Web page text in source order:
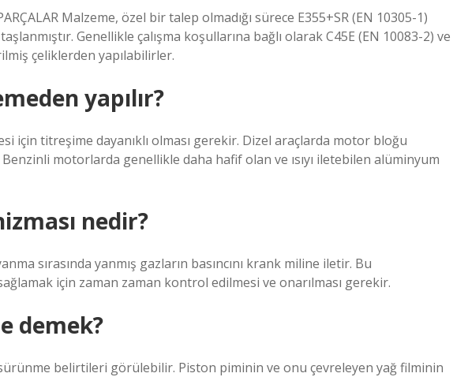
Malzeme, özel bir talep olmadığı sürece E355+SR (EN 10305-1)
Genellikle çalışma koşullarına bağlı olarak C45E (EN 10083-2) ve
çeliklerden yapılabilirler.
yapılır?
için titreşime dayanıklı olması gerekir. Dizel araçlarda motor bloğu
motorlarda genellikle daha hafif olan ve ısıyı iletebilen alüminyum
nedir?
sırasında yanmış gazların basıncını krank miline iletir. Bu
için zaman zaman kontrol edilmesi ve onarılması gerekir.
demek?
belirtileri görülebilir. Piston piminin ve onu çevreleyen yağ filminin